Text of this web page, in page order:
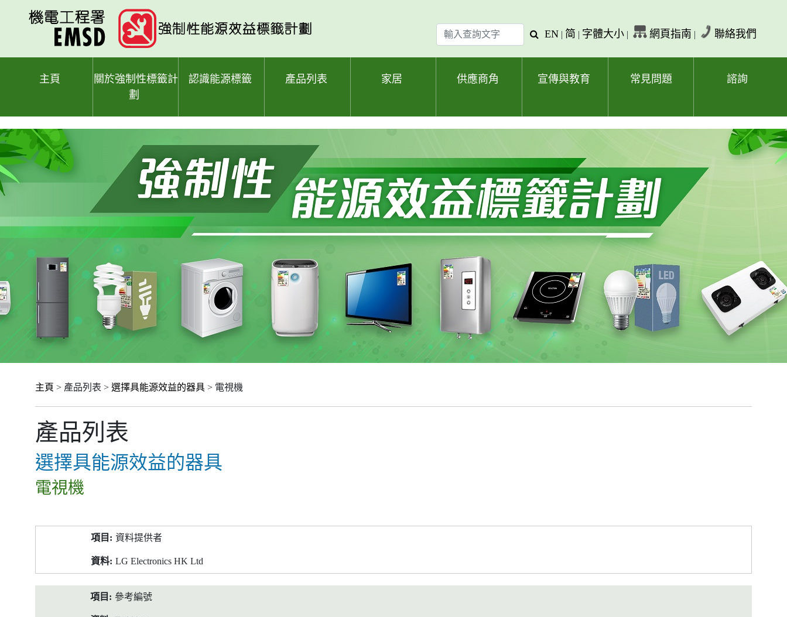
輸
入
查
查
字
EN | 简 | 字體大小 | 網頁指南 | 聯絡我們
主頁
關於強制性標籤計
劃
認識能源標籤 產品列表 家居 供應商角 宣傳與教育 常見問題 諮詢
主頁 > 產品列表 > 選擇具能源效益的器具 > 電視機
產品列表
選擇具能源效益的器具
電視機
料
資料提供者
LG Electronics HK Ltd
參考編號